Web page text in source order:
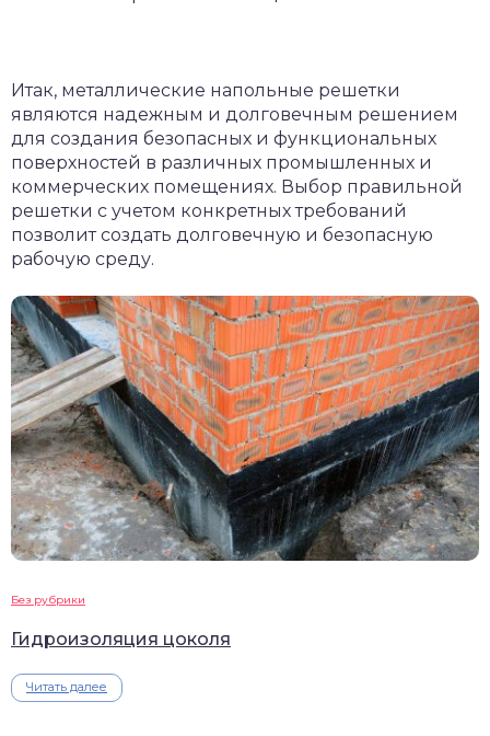
Итак, металлические напольные решетки
являются надежным и долговечным решением
для создания безопасных и функциональных
поверхностей в различных промышленных и
коммерческих помещениях. Выбор правильной
решетки с учетом конкретных требований
позволит создать долговечную и безопасную
рабочую среду.
Без рубрики
Гидроизоляция цоколя
Читать далее